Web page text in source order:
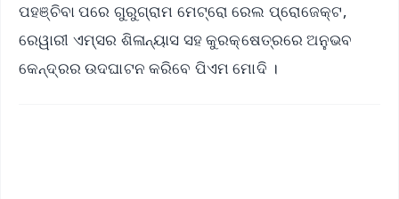
ପହଞ୍ଚିବା ପରେ ଗୁରୁଗ୍ରାମ ମେଟ୍ରୋ ରେଲ ପ୍ରୋଜେକ୍ଟ,
ରେୱାରୀ ଏମ୍ସର ଶିଳାନ୍ୟାସ ସହ କୁରକ୍ଷେତ୍ରରେ ଅନୁଭବ
କେନ୍ଦ୍ରର ଉଦଘାଟନ କରିବେ ପିଏମ ମୋଦି ।